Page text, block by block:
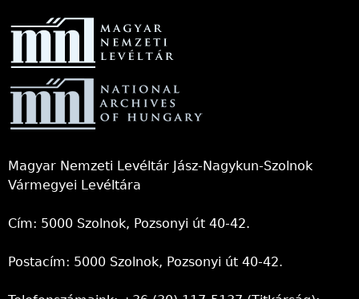
Magyar Nemzeti Levéltár Jász-Nagykun-Szolnok
Vármegyei Levéltára
Cím: 5000 Szolnok, Pozsonyi út 40-42.
Postacím: 5000 Szolnok, Pozsonyi út 40-42.